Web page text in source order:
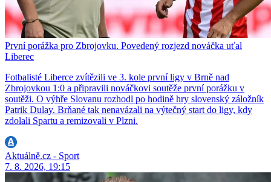
První porážka pro Zbrojovku. Povedený rozjezd nováčka uťal
Liberec
Fotbalisté Liberce zvítězili ve 3. kole první ligy v Brně nad
Zbrojovkou 1:0 a připravili nováčkovi soutěže první porážku v
soutěži. O výhře Slovanu rozhodl po hodině hry slovenský záložník
Patrik Dulay. Brňané tak nenavázali na výtečný start do ligy, kdy
zdolali Spartu a remizovali v Plzni.
Aktuálně.cz - Sport
7. 8. 2026, 19:15